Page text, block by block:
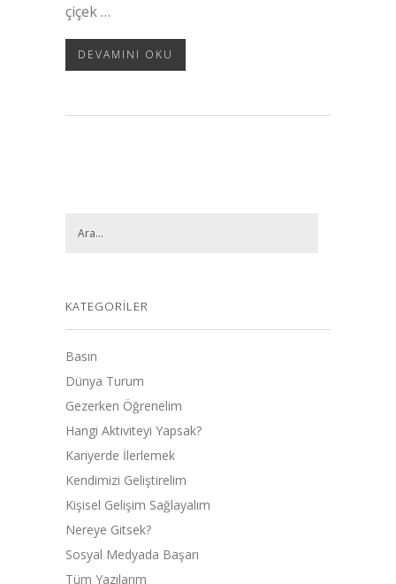
çiçek …
DEVAMINI OKU
KATEGORILER
Basın
Dünya Turum
Gezerken Öğrenelim
Hangi Aktiviteyi Yapsak?
Kariyerde İlerlemek
Kendimizi Geliştirelim
Kişisel Gelişim Sağlayalım
Nereye Gitsek?
Sosyal Medyada Başarı
Tüm Yazılarım